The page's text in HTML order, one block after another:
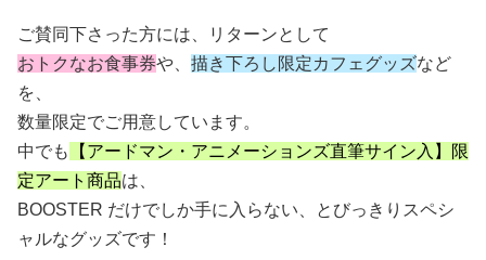
ご賛同下さった方には、リターンとして
おトクなお食事券や、 描き下ろし限定カフェグッズなど
を、
数量限定でご用意しています。
中でも
【アードマン・アニメーションズ直筆サイン入】限
定アート商品は、
BOOSTER だけでしか手に入らない、とびっきりスペシ
ャルなグッズです！